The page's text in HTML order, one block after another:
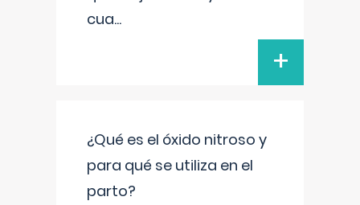
cua...
+
¿Qué es el óxido nitroso y
para qué se utiliza en el
parto?